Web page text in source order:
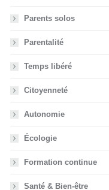
Parents solos
Parentalité
Temps libéré
Citoyenneté
Autonomie
Écologie
Formation continue
Santé & Bien-être